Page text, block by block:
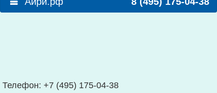
Телефон: +7 (495) 175-04-38